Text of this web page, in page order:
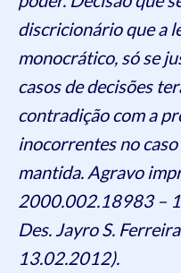
discricionário que a
monocrático, só se
casos de decisões
contradição com a
inocorrentes no
mantida. Agravo
2000.002.18983 –
Des. Jayro S.
13.02.2012).